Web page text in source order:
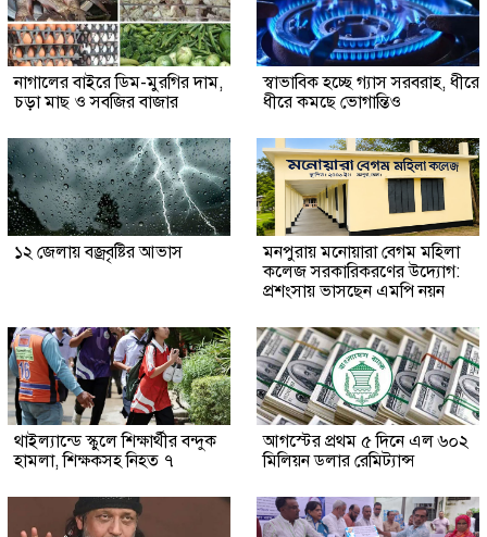
নাগালের বাইরে ডিম-মুরগির দাম,
চড়া মাছ ও সবজির বাজার
স্বাভাবিক হচ্ছে গ্যাস সরবরাহ, ধীরে
ধীরে কমছে ভোগান্তিও
১২ জেলায় বজ্রবৃষ্টির আভাস
মনপুরায় মনোয়ারা বেগম মহিলা
কলেজ সরকারিকরণের উদ্যোগ:
প্রশংসায় ভাসছেন এমপি নয়ন
থাইল্যান্ডে স্কুলে শিক্ষার্থীর বন্দুক
হামলা, শিক্ষকসহ নিহত ৭
আগস্টের প্রথম ৫ দিনে এল ৬০২
মিলিয়ন ডলার রেমিট্যান্স